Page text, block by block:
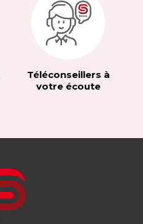
Téléconseillers à
votre écoute